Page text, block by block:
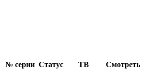
№ се­рии Ста­тус ТВ
Смот­реть